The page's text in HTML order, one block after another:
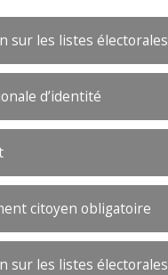
sur les listes électorales
d’identité
citoyen obligatoire
sur les listes électorales